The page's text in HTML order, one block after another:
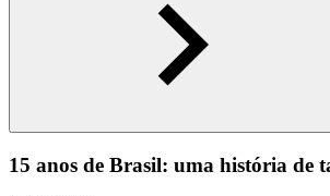
15 anos de Brasil: uma história de